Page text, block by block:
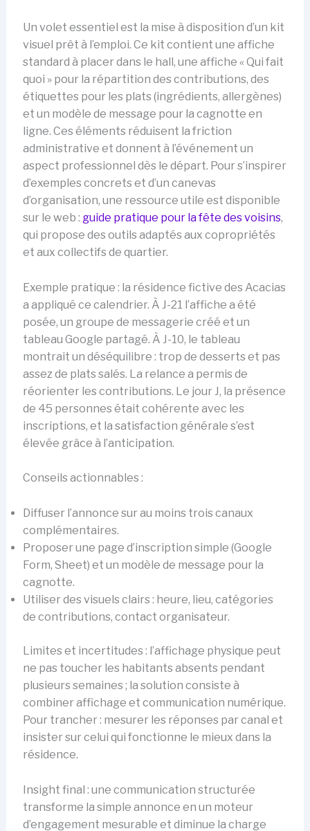
Un volet essentiel est la mise à disposition d’un kit
visuel prêt à l’emploi. Ce kit contient une affiche
standard à placer dans le hall, une affiche « Qui fait
quoi » pour la répartition des contributions, des
étiquettes pour les plats (ingrédients, allergènes)
et un modèle de message pour la cagnotte en
ligne. Ces éléments réduisent la friction
administrative et donnent à l’événement un
aspect professionnel dès le départ. Pour s’inspirer
d’exemples concrets et d’un canevas
d’organisation, une ressource utile est disponible
sur le web : guide pratique pour la fête des voisins,
qui propose des outils adaptés aux copropriétés
et aux collectifs de quartier.
Exemple pratique : la résidence fictive des Acacias
a appliqué ce calendrier. À J-21 l’affiche a été
posée, un groupe de messagerie créé et un
tableau Google partagé. À J-10, le tableau
montrait un déséquilibre : trop de desserts et pas
assez de plats salés. La relance a permis de
réorienter les contributions. Le jour J, la présence
de 45 personnes était cohérente avec les
inscriptions, et la satisfaction générale s’est
élevée grâce à l’anticipation.
Conseils actionnables :
Diffuser l’annonce sur au moins trois canaux
complémentaires.
Proposer une page d’inscription simple (Google
Form, Sheet) et un modèle de message pour la
cagnotte.
Utiliser des visuels clairs : heure, lieu, catégories
de contributions, contact organisateur.
Limites et incertitudes : l’affichage physique peut
ne pas toucher les habitants absents pendant
plusieurs semaines ; la solution consiste à
combiner affichage et communication numérique.
Pour trancher : mesurer les réponses par canal et
insister sur celui qui fonctionne le mieux dans la
résidence.
Insight final : une communication structurée
transforme la simple annonce en un moteur
d’engagement mesurable et diminue la charge